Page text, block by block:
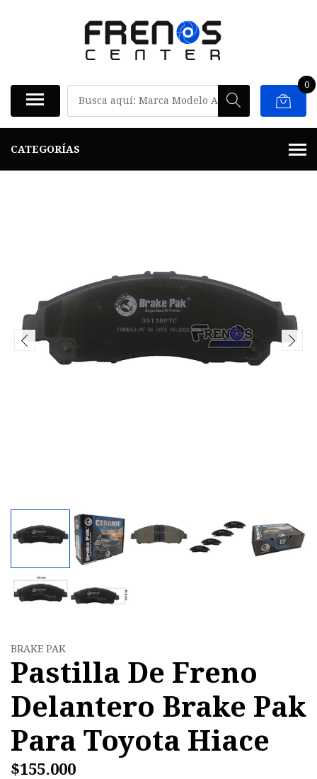
0
CATEGORÍAS
BRAKE PAK
Pastilla De Freno
Delantero Brake Pak
Para Toyota Hiace
$155.000